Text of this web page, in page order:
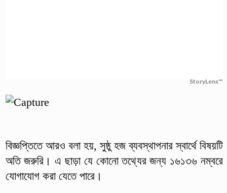
StoryLens™
বিজ্ঞপ্তিতে আরও বলা হয়, সুষ্ঠু হজ ব্যবস্থাপনার স্বার্থে বিষয়টি
অতি জরুরি। এ ছাড়া যে কোনো তথ্যের জন্য ১৬১৩৬ নম্বরে
যোগাযোগ করা যেতে পারে।